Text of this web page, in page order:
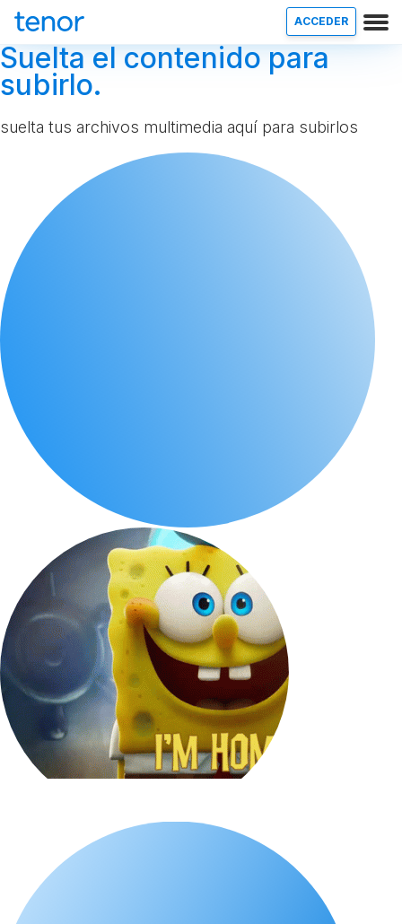
ACCEDER
Suelta el contenido para
subirlo.
suelta tus archivos multimedia aquí para subirlos